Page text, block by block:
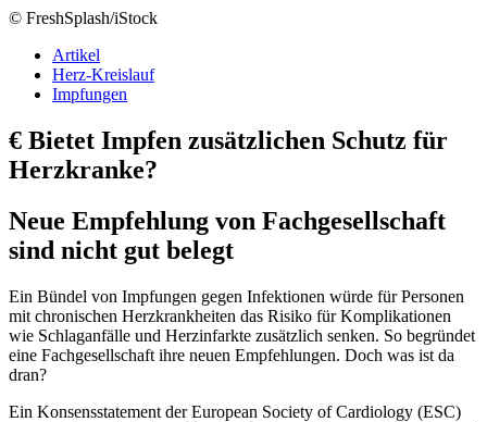
© FreshSplash/iStock
Artikel
Herz-Kreislauf
Impfungen
€ Bietet Impfen zusätzlichen Schutz für
Herzkranke?
Neue Empfehlung von Fachgesellschaft
sind nicht gut belegt
Ein Bündel von Impfungen gegen Infektionen würde für Personen
mit chronischen Herzkrankheiten das Risiko für Komplikationen
wie Schlaganfälle und Herzinfarkte zusätzlich senken. So begründet
eine Fachgesellschaft ihre neuen Empfehlungen. Doch was ist da
dran?
Ein Konsensstatement der European Society of Cardiology (ESC)